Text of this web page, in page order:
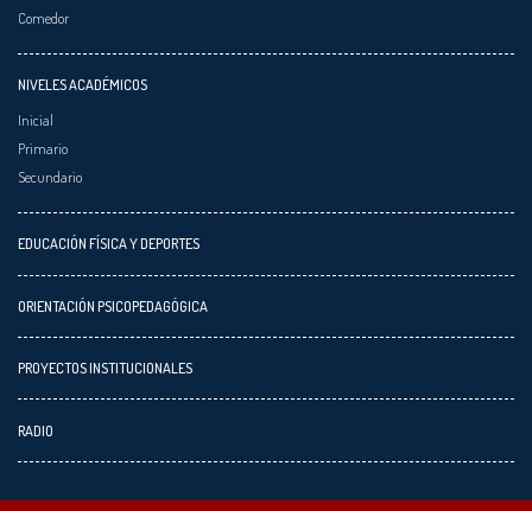
Comedor
NIVELES ACADÉMICOS
Inicial
Primario
Secundario
EDUCACIÓN FÍSICA Y DEPORTES
ORIENTACIÓN PSICOPEDAGÓGICA
PROYECTOS INSTITUCIONALES
RADIO